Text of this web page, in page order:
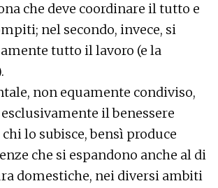
che deve coordinare il tutto e
nel secondo, invece, si
tutto il lavoro (e la
non equamente condiviso,
il benessere
lo subisce, bensì produce
che si espandono anche al di
domestiche, nei diversi ambiti